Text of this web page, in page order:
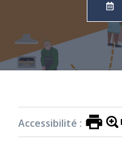
Accueil Actualités
Accessibilité :